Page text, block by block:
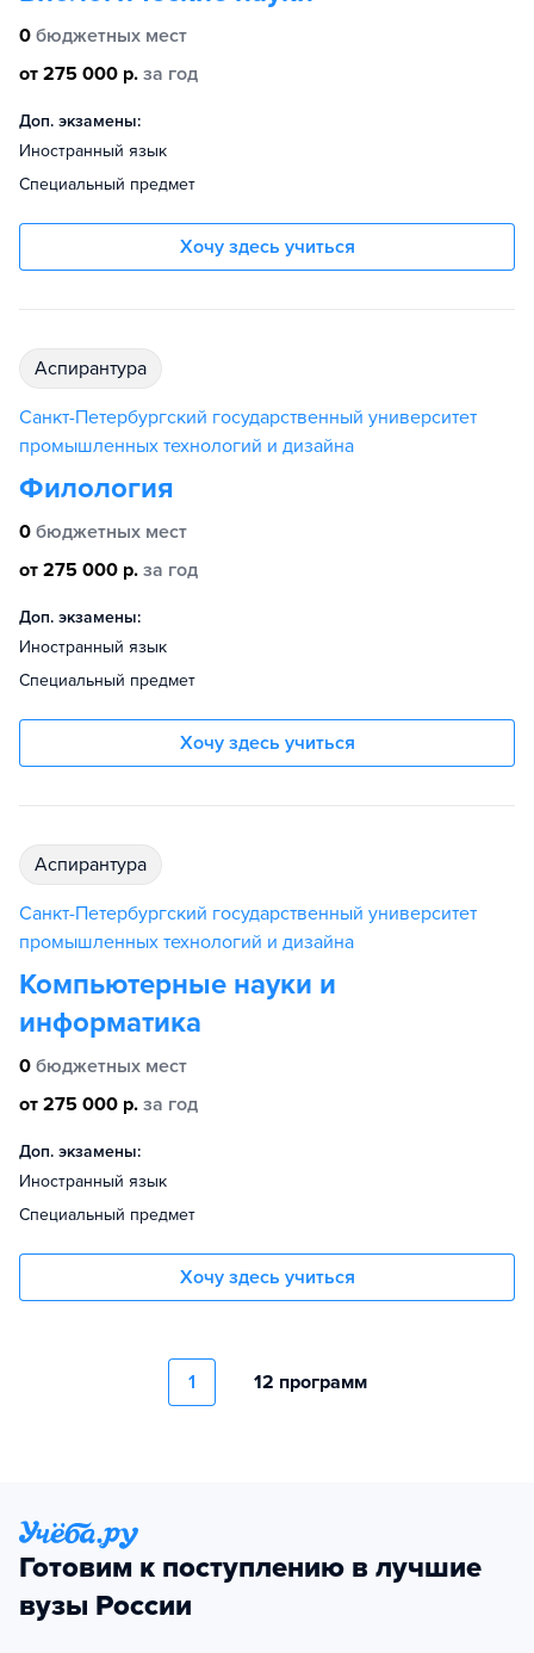
0 бюджетных мест
от 275 000 р. за год
Доп. экзамены:
Иностранный язык
Специальный предмет
Хочу здесь учиться
аспирантура
Санкт-Петербургский государственный университет
промышленных технологий и дизайна
Филология
0 бюджетных мест
от 275 000 р. за год
Доп. экзамены:
Иностранный язык
Специальный предмет
Хочу здесь учиться
аспирантура
Санкт-Петербургский государственный университет
промышленных технологий и дизайна
Компьютерные науки и
информатика
0 бюджетных мест
от 275 000 р. за год
Доп. экзамены:
Иностранный язык
Специальный предмет
Хочу здесь учиться
1 12 программ
Готовим к поступлению в лучшие
вузы России